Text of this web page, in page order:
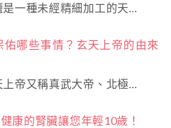
一種未經精細加工的天…
哪些事情？玄天上帝的由來
上帝又稱真武大帝、北極…
康的腎臟讓您年輕10歲！